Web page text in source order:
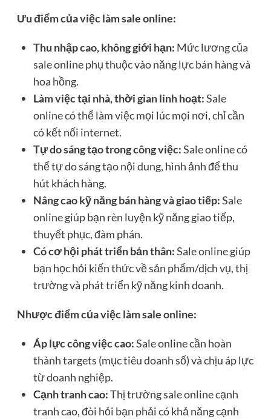
Ưu điểm của việc làm sale online:
Thu nhập cao, không giới hạn: Mức lương của
sale online phụ thuộc vào năng lực bán hàng và
hoa hồng.
Làm việc tại nhà, thời gian linh hoạt:Sale
online có thể làm việc mọi lúc mọi nơi, chỉ cần
có kết nối internet.
Tự do sáng tạo trong công việc:Sale online có
thể tự do sáng tạo nội dung, hình ảnh để thu
hút khách hàng.
Nâng cao kỹ năng bán hàng và giao tiếp:Sale
online giúp bạn rèn luyện kỹ năng giao tiếp,
thuyết phục, đàm phán.
Có cơ hội phát triển bản thân:Sale online giúp
bạn học hỏi kiến thức về sản phẩm/dịch vụ, thị
trường và phát triển kỹ năng kinh doanh.
Nhược điểm của việc làm sale online:
Áp lực công việc cao:Sale online cần hoàn
thành targets (mục tiêu doanh số) và chịu áp lực
từ doanh nghiệp.
Cạnh tranh cao:Thị trường sale online cạnh
tranh cao, đòi hỏi bạn phải có khả năng cạnh